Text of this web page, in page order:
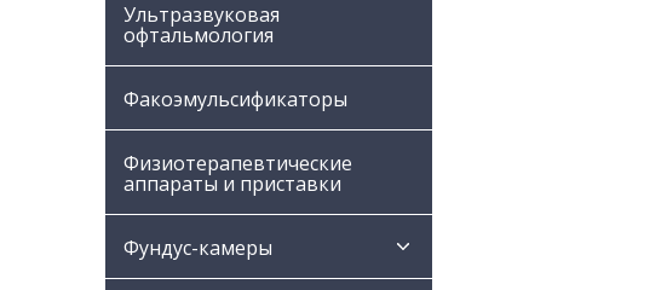
Ультразвуковая
офтальмология
Факоэмульсификаторы
Физиотерапевтические
аппараты и приставки
Фундус-камеры